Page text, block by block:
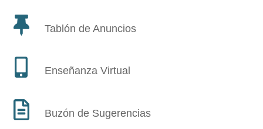
Tablón de Anuncios
Enseñanza Virtual
Buzón de Sugerencias